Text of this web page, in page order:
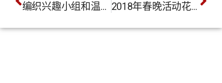
编织兴趣小组和温暖希望项目介绍 2018年春晚活动花絮